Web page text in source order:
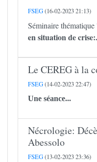
FSEG(16-02-2023 21:13)
Séminaire thématique
en situation de
Le CEREG à la
FSEG(14-02-2023 22:47)
Une séance...
Nécrologie:
Abessolo
FSEG(13-02-2023 23:36)